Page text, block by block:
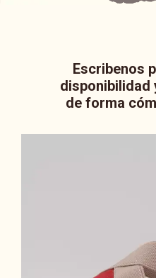
Escribenos
disponibilidad
de forma